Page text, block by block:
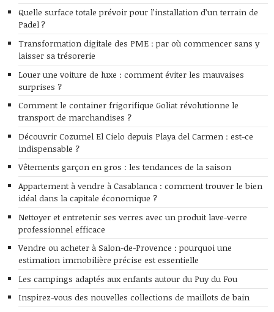
Quelle surface totale prévoir pour l’installation d’un terrain de
Padel ?
Transformation digitale des PME : par où commencer sans y
laisser sa trésorerie
Louer une voiture de luxe : comment éviter les mauvaises
surprises ?
Comment le container frigorifique Goliat révolutionne le
transport de marchandises ?
Découvrir Cozumel El Cielo depuis Playa del Carmen : est-ce
indispensable ?
Vêtements garçon en gros : les tendances de la saison
Appartement à vendre à Casablanca : comment trouver le bien
idéal dans la capitale économique ?
Nettoyer et entretenir ses verres avec un produit lave-verre
professionnel efficace
Vendre ou acheter à Salon-de-Provence : pourquoi une
estimation immobilière précise est essentielle
Les campings adaptés aux enfants autour du Puy du Fou
Inspirez-vous des nouvelles collections de maillots de bain